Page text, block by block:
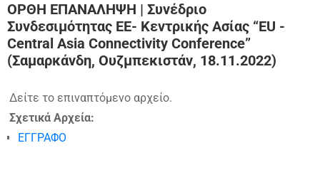
ΟΡΘΗ ΕΠΑΝΑΛΗΨΗ | Συνέδριο
Συνδεσιμότητας ΕΕ- Κεντρικής Ασίας “EU -
Central Asia Connectivity Conference”
(Σαμαρκάνδη, Ουζμπεκιστάν, 18.11.2022)
Δείτε το επιναπτόμενο αρχείο.
Σχετικά Αρχεία:
ΕΓΓΡΑΦΟ